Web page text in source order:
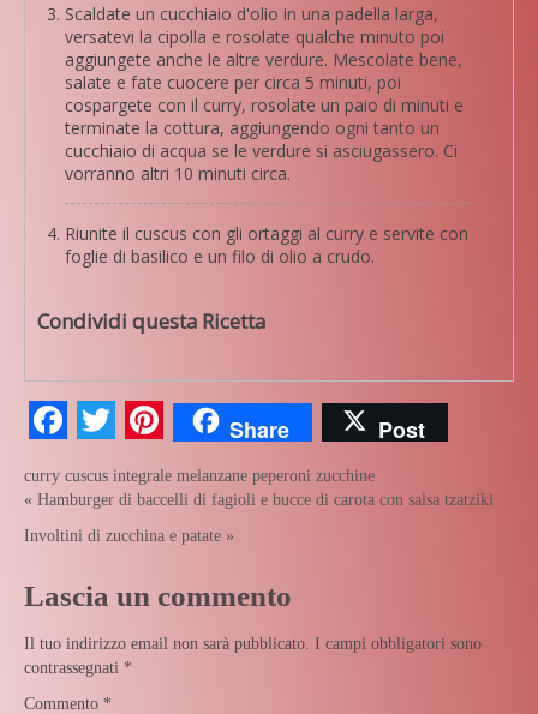
Scaldate un cucchiaio d'olio in una padella larga,
versatevi la cipolla e rosolate qualche minuto poi
aggiungete anche le altre verdure. Mescolate bene,
salate e fate cuocere per circa 5 minuti, poi
cospargete con il curry, rosolate un paio di minuti e
terminate la cottura, aggiungendo ogni tanto un
cucchiaio di acqua se le verdure si asciugassero. Ci
vorranno altri 10 minuti circa.
Riunite il cuscus con gli ortaggi al curry e servite con
foglie di basilico e un filo di olio a crudo.
Condividi questa Ricetta
Facebook
TwitterPinterest
Share Post
curry cuscus integrale melanzane peperoni zucchine
« Hamburger di baccelli di fagioli e bucce di carota con salsa tzatziki
Involtini di zucchina e patate »
Lascia un commento
Il tuo indirizzo email non sarà pubblicato. I campi obbligatori sono
contrassegnati *
Commento *